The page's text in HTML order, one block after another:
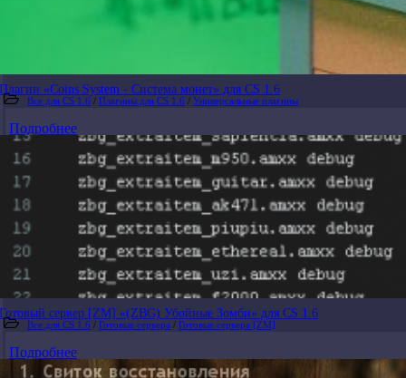
Плагин «Coins System - Система монет» для CS 1.6
Все для CS 1.6 / Плагины для CS 1.6 / Универсальные плагины
Подробнее
Готовый сервер [ZM] «(ZBG) Убойные Зомби» для CS 1.6
Все для CS 1.6 / Готовые сервера / Готовые сервера [ZM]
Подробнее